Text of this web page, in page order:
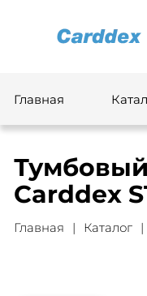
Главная
Carddex
Главная Каталог